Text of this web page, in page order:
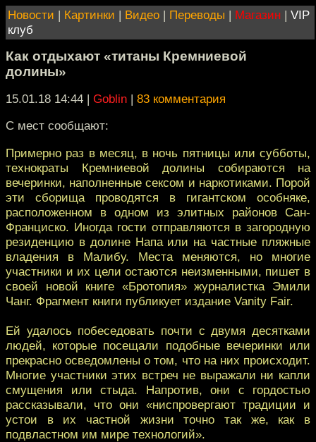
Новости | Картинки | Видео | Переводы | Магазин | VIP
клуб
Как отдыхают «титаны Кремниевой
долины»
15.01.18 14:44 | Goblin | 83 комментария
С мест сообщают:
Примерно раз в месяц, в ночь пятницы или субботы,
технократы Кремниевой долины собираются на
вечеринки, наполненные сексом и наркотиками. Порой
эти сборища проводятся в гигантском особняке,
расположенном в одном из элитных районов Сан-
Франциско. Иногда гости отправляются в загородную
резиденцию в долине Напа или на частные пляжные
владения в Малибу. Места меняются, но многие
участники и их цели остаются неизменными, пишет в
своей новой книге «Бротопия» журналистка Эмили
Чанг. Фрагмент книги публикует издание Vanity Fair.
Ей удалось побеседовать почти с двумя десятками
людей, которые посещали подобные вечеринки или
прекрасно oсведомлены о том, что на них происходит.
Многие участники этих встреч не выражали ни капли
смущения или стыда. Напротив, они с гордостью
рассказывали, что они «ниспровергают традиции и
устои в их частной жизни точно так же, как в
подвластном им мире технологий».